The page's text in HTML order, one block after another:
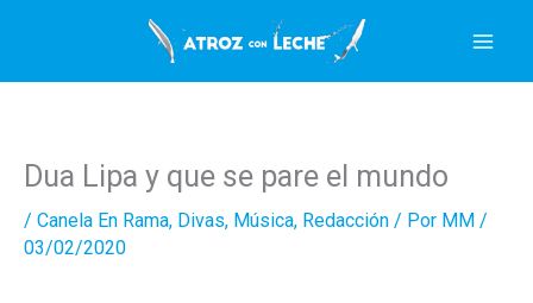
contenido
Dua Lipa y que se pare el mundo
/ Canela En Rama, Divas, Música, Redacción / Por MM /
03/02/2020